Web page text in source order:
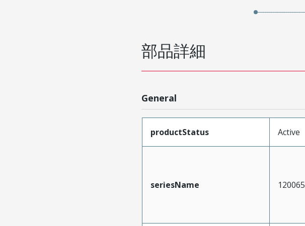
部品詳細
General
productStatus Active
seriesName 120065